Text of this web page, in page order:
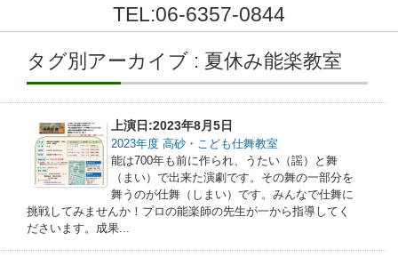
TEL:06-6357-0844
タグ別アーカイブ : 夏休み能楽教室
上演日:2023年8月5日
2023年度 高砂・こども仕舞教室
能は700年も前に作られ、うたい（謡）と舞
（まい）で出来た演劇です。その舞の一部分を
舞うのが仕舞（しまい）です。みんなで仕舞に
挑戦してみませんか！プロの能楽師の先生が一から指導してく
ださいます。成果...